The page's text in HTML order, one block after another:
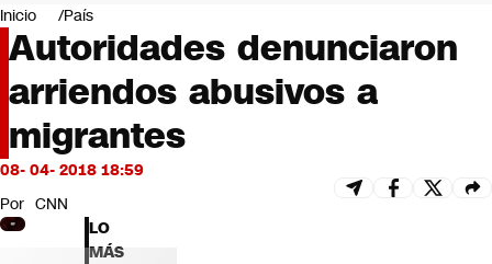
Negocios
Deportes
Programas completos
Cultura
Servicios
Bits
CNN Data
CNN tiempo
Futuro 360
Opinión
Inicio País
Autoridades denunciaron
arriendos abusivos a
migrantes
08- 04- 2018 18:59
Por CNN
LO
MÁS